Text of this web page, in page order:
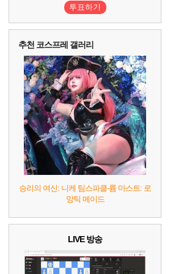
투표하기
추천 코스프레 갤러리
승리의 여신: 니케 팀스파클-륨 마스트: 로
망틱 메이드
LIVE 방송